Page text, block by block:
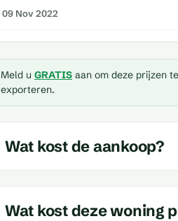
09 Nov 2022
Meld u GRATIS aan om deze prijzen
exporteren.
Wat kost de aankoop?
Wat kost deze woning